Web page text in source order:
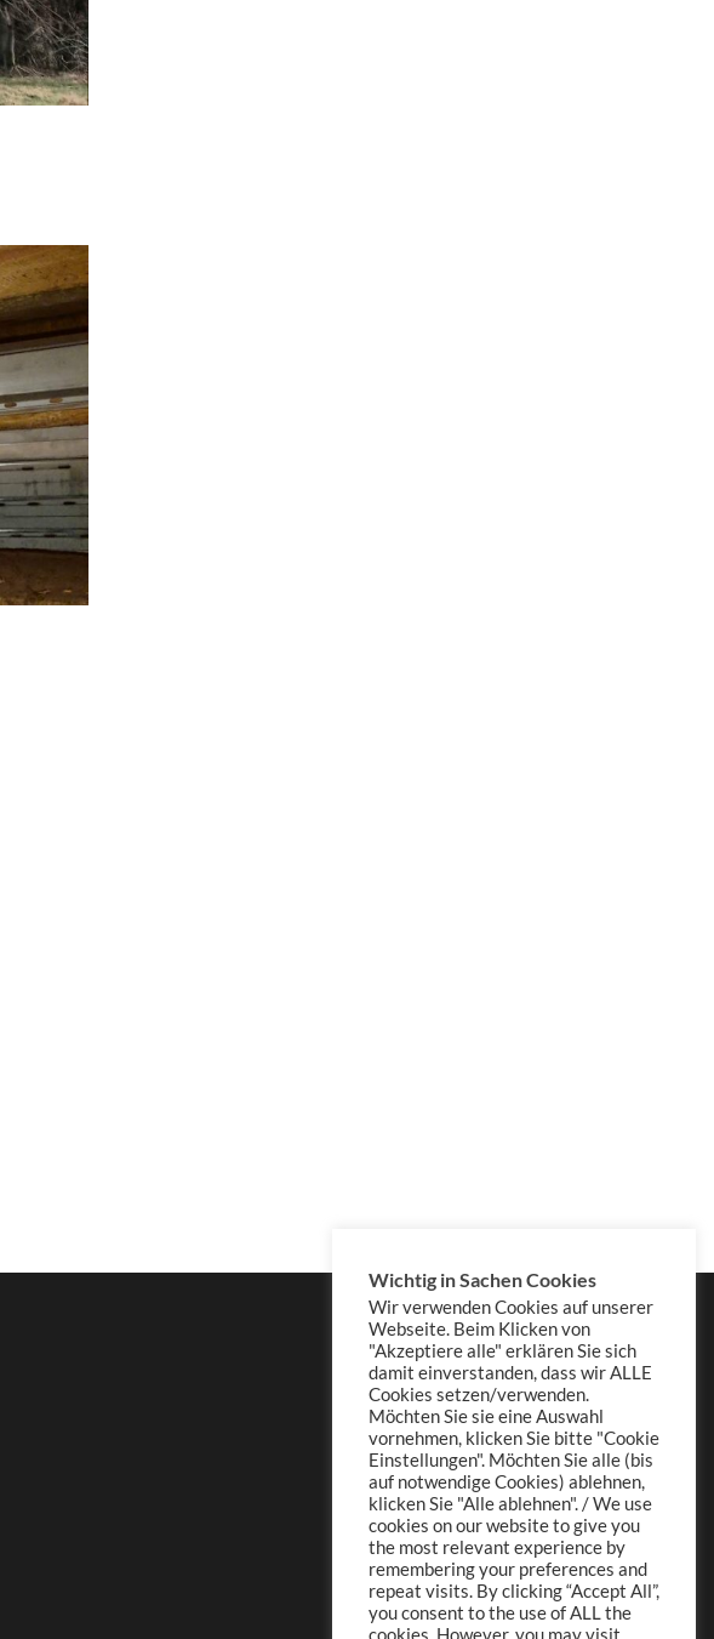
Wichtig in Sachen Cookies
Wir verwenden Cookies auf unserer
Webseite. Beim Klicken von
"Akzeptiere alle" erklären Sie sich
damit einverstanden, dass wir ALLE
Cookies setzen/verwenden.
Möchten Sie sie eine Auswahl
vornehmen, klicken Sie bitte "Cookie
Einstellungen". Möchten Sie alle (bis
auf notwendige Cookies) ablehnen,
klicken Sie "Alle ablehnen". / We use
cookies on our website to give you
the most relevant experience by
remembering your preferences and
repeat visits. By clicking “Accept All”,
you consent to the use of ALL the
cookies. However, you may visit